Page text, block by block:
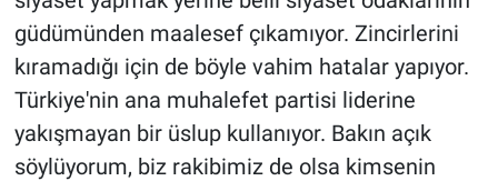
güdümünden maalesef çıkamıyor. Zincirlerini
kıramadığı için de böyle vahim hatalar yapıyor.
Türkiye'nin ana muhalefet partisi liderine
yakışmayan bir üslup kullanıyor. Bakın açık
söylüyorum, biz rakibimiz de olsa kimsenin